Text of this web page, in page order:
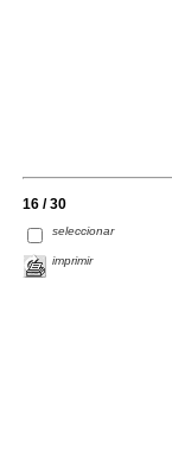
16 / 30
seleccionar
imprimir